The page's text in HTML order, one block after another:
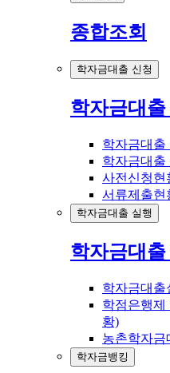
종합조회
학자금대출 신청
학자금대출
학자금대출
학자금대출
사전신청현
서류제출현
학자금대출 실행
학자금대출
학자금대출
학점은행제
황)
농촌학자금
학자금뱅킹